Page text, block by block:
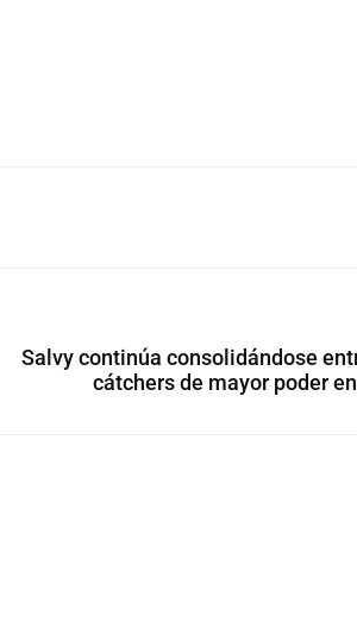
Salvy continúa consolidándose
cátchers de mayor poder